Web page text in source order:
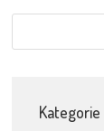
Kategorie